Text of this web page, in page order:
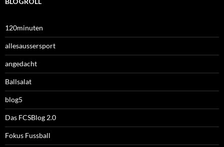
120minuten
allesaussersport
angedacht
Ballsalat
blog5
Das FCSBlog 2.0
Fokus Fussball